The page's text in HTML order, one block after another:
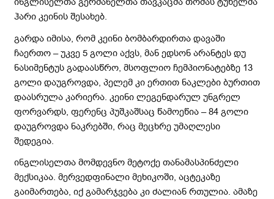
ჰარი კეინის შესახებ.
გარდა იმისა, რომ კეინი ბომბარდირთა დავაში
ჩაერთო – უკვე 5 გოლი აქვს, მან ედსონ არანტეს დუ
ნასიმენტუს გადაასწრო, მსოფლიო ჩემპიონატებზე 13
გოლი დაუგროვდა, პელემ კი ერთით ნაკლები ბურთით
დაასრულა კარიერა. კეინი ლეგენდარულ უნგრელ
ფორვარდს, ფერენც პუშკაშსაც წამოეწია – 84 გოლი
დაუგროვდა ნაკრებში, რაც მეცხრე უმაღლესი
შედეგია.
ინგლისელთა მომდევნო მეტოქე თანამასპინძელი
მექსიკაა. მერვედფინალი მეხიკოში, აცტეკაზე
გაიმართება, იქ გამარჯვება კი ძალიან რთულია. ამაზე